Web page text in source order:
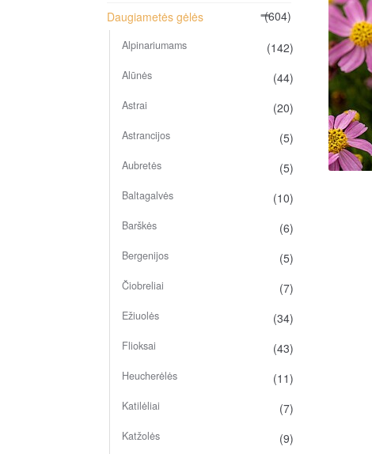
Daugiametės gėlės
(604)
Alpinariumams (142)
Alūnės (44)
Astrai (20)
Astrancijos (5)
Aubretės (5)
Baltagalvės (10)
Barškės (6)
Bergenijos (5)
Čiobreliai (7)
Ežiuolės (34)
Flioksai (43)
Heucherėlės (11)
Katilėliai (7)
Katžolės (9)